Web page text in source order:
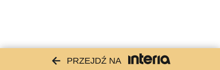
PRZEJDŹ NA